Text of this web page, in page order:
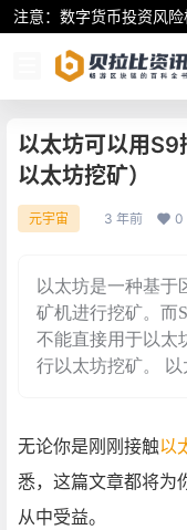
注意：数字货币投资风
以太坊可以用
以太坊挖矿）
元宇宙 3 年前 0
以太坊是一种基于
矿机进行挖矿。而
不能直接用于以太
行以太坊挖矿。
无论你是刚刚接触以
悉，这篇文章都将为
从中受益。